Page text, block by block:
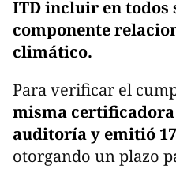
ITD incluir en todos
componente
climático.
Para verificar el
misma
auditoría y emitió
otorgando un plazo